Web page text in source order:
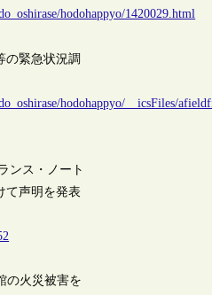
hodohappyo/1420029.html
の緊急状況調
hodohappyo/__icsFiles/
ンス・ノート
て声明を発表
の火災被害を